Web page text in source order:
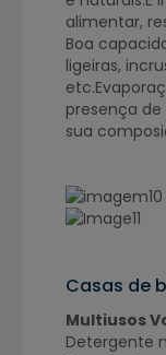
alimentar,
Boa
ligeiras,
presença
sua
Casas de
Multiusos
Detergente